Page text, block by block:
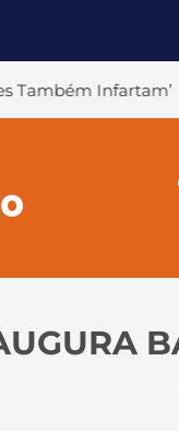
Cognitivo pós-